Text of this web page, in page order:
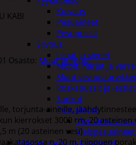
Kuivaus
Pesuaineet
Pesupussit
Siivous
Liinat ja sienet
Mopit, harjat ja
Muut
Roskapussit ja -astiat
Sankot
Pesuaineet
Yleispesuaineet
Eläintenruoka ja tarvikkeet
KABI
Osasto: Muut pumput
torjunta-aineille,
kierrokset 3000 rm, 20 asteinen
m (20 asteinen vesi)
n. 20 m, riippuen